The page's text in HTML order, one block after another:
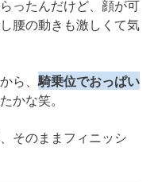
ったんだけど、顔が可
腰の動きも激しくて気
ら、騎乗位でおっぱい
かな笑。
そのままフィニッシ